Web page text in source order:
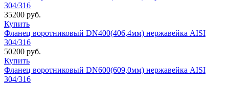
304/316
35200 руб.
Купить
Фланец воротниковый DN400(406,4мм) нержавейка AISI
304/316
50200 руб.
Купить
Фланец воротниковый DN600(609,0мм) нержавейка AISI
304/316